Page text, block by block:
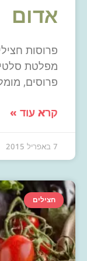
אדום
פרוסות
פרוסים,
קרא עוד »
7 באפריל 2015
חצילים